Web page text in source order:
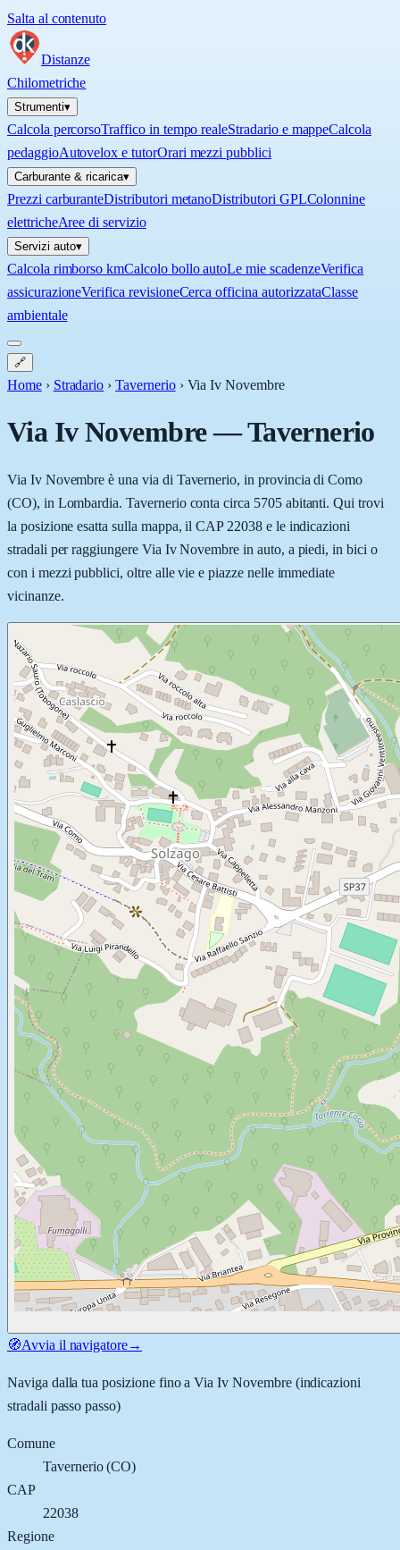
Salta al contenuto
Distanze
Chilometriche
Strumenti▾
Calcola percorsoTraffico in tempo realeStradario e mappeCalcola
pedaggioAutovelox e tutorOrari mezzi pubblici
Carburante & ricarica▾
Prezzi carburanteDistributori metanoDistributori GPLColonnine
elettricheAree di servizio
Servizi auto▾
Calcola rimborso kmCalcolo bollo autoLe mie scadenzeVerifica
assicurazioneVerifica revisioneCerca officina autorizzataClasse
ambientale
🔗
Home › Stradario › Tavernerio › Via Iv Novembre
Via Iv Novembre—Tavernerio
Via Iv Novembre è una via di Tavernerio, in provincia di Como
(CO), in Lombardia. Tavernerio conta circa 5705 abitanti. Qui trovi
la posizione esatta sulla mappa, il CAP 22038 e le indicazioni
stradali per raggiungere Via Iv Novembre in auto, a piedi, in bici o
con i mezzi pubblici, oltre alle vie e piazze nelle immediate
vicinanze.
🧭Avvia il navigatore→
Naviga dalla tua posizione fino aVia Iv Novembre(indicazioni
stradali passo passo)
Comune
Tavernerio(CO)
CAP
22038
Regione